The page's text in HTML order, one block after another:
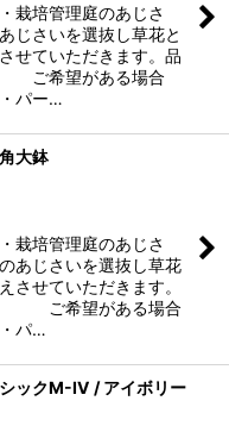
培管理庭のあじさ
じさいを選抜し草花と
せていただきます。品
望がある場合
パー…
大鉢
培管理庭のあじさ
あじさいを選抜し草花
させていただきます。
希望がある場合
パ…
ックM-IV / アイボリー